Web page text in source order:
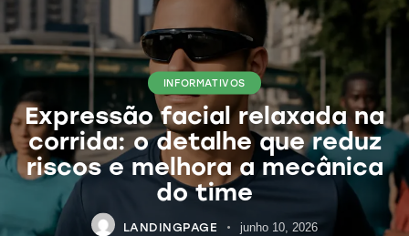
INFORMATIVOS
Expressão facial relaxada na
corrida: o detalhe que reduz
riscos e melhora a mecânica
do time
LANDINGPAGE junho 10, 2026